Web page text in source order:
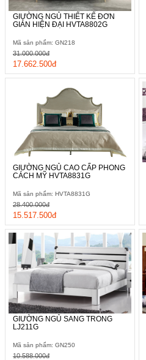
GIƯỜNG NGỦ THIẾT KẾ ĐƠN
GIẢN HIỆN ĐẠI HVTA8802G
Mã sản phẩm: GN218
17.662.500đ
31.000.000đ
GIƯỜNG NGỦ CAO CẤP PHONG
CÁCH MỸ HVTA8831G
Mã sản phẩm: HVTA8831G
15.517.500đ
28.400.000đ
GIƯỜNG NGỦ SANG TRONG
LJ211G
Mã sản phẩm: GN250
10.588.000đ